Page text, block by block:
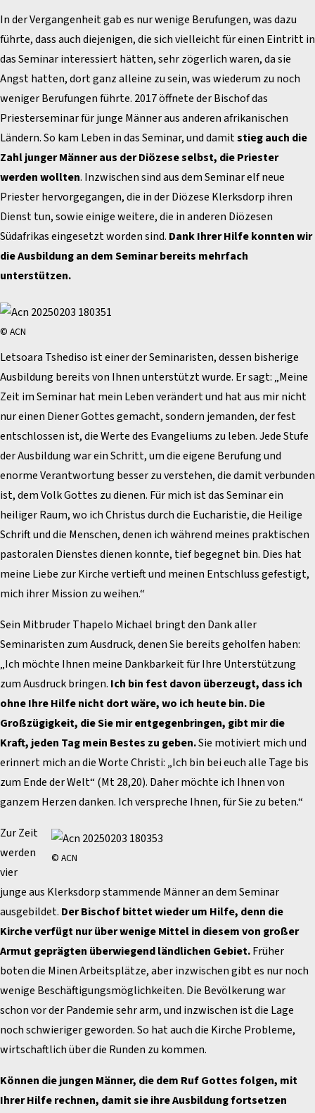
In der Vergangenheit gab es nur wenige Berufungen, was dazu
führte, dass auch diejenigen, die sich vielleicht für einen Eintritt in
das Seminar interessiert hätten, sehr zögerlich waren, da sie
Angst hatten, dort ganz alleine zu sein, was wiederum zu noch
weniger Berufungen führte. 2017 öffnete der Bischof das
Priesterseminar für junge Männer aus anderen afrikanischen
Ländern. So kam Leben in das Seminar, und damitstieg auch die
Zahl junger Männer aus der Diözese selbst, die Priester
werden wollten. Inzwischen sind aus dem Seminar elf neue
Priester hervorgegangen, die in der Diözese Klerksdorp ihren
Dienst tun, sowie einige weitere, die in anderen Diözesen
Südafrikas eingesetzt worden sind. Dank Ihrer Hilfe konnten wir
die Ausbildung an dem Seminar bereits mehrfach
unterstützen.
© ACN
Letsoara Tshediso ist einer der Seminaristen, dessen bisherige
Ausbildung bereits von Ihnen unterstützt wurde. Er sagt: „Meine
Zeit im Seminar hat mein Leben verändert und hat aus mir nicht
nur einen Diener Gottes gemacht, sondern jemanden, der fest
entschlossen ist, die Werte des Evangeliums zu leben. Jede Stufe
der Ausbildung war ein Schritt, um die eigene Berufung und
enorme Verantwortung besser zu verstehen, die damit verbunden
ist, dem Volk Gottes zu dienen. Für mich ist das Seminar ein
heiliger Raum, wo ich Christus durch die Eucharistie, die Heilige
Schrift und die Menschen, denen ich während meines praktischen
pastoralen Dienstes dienen konnte, tief begegnet bin. Dies hat
meine Liebe zur Kirche vertieft und meinen Entschluss gefestigt,
mich ihrer Mission zu weihen.“
Sein Mitbruder Thapelo Michael bringt den Dank aller
Seminaristen zum Ausdruck, denen Sie bereits geholfen haben:
„Ich möchte Ihnen meine Dankbarkeit für Ihre Unterstützung
zum Ausdruck bringen. Ich bin fest davon überzeugt, dass ich
ohne Ihre Hilfe nicht dort wäre, wo ich heute bin. Die
Großzügigkeit, die Sie mir entgegenbringen, gibt mir die
Kraft, jeden Tag mein Bestes zu geben.Sie motiviert mich und
erinnert mich an die Worte Christi: „Ich bin bei euch alle Tage bis
zum Ende der Welt“ (Mt 28,20). Daher möchte ich Ihnen von
ganzem Herzen danken. Ich verspreche Ihnen, für Sie zu beten.“
© ACN
Zur Zeit
werden
vier
junge aus Klerksdorp stammende Männer an dem Seminar
ausgebildet. Der Bischof bittet wieder um Hilfe, denn die
Kirche verfügt nur über wenige Mittel in diesem von großer
Armut geprägten überwiegend ländlichen Gebiet.Früher
boten die Minen Arbeitsplätze, aber inzwischen gibt es nur noch
wenige Beschäftigungsmöglichkeiten. Die Bevölkerung war
schon vor der Pandemie sehr arm, und inzwischen ist die Lage
noch schwieriger geworden. So hat auch die Kirche Probleme,
wirtschaftlich über die Runden zu kommen.
Können die jungen Männer, die dem Ruf Gottes folgen, mit
Ihrer Hilfe rechnen, damit sie ihre Ausbildung fortsetzen